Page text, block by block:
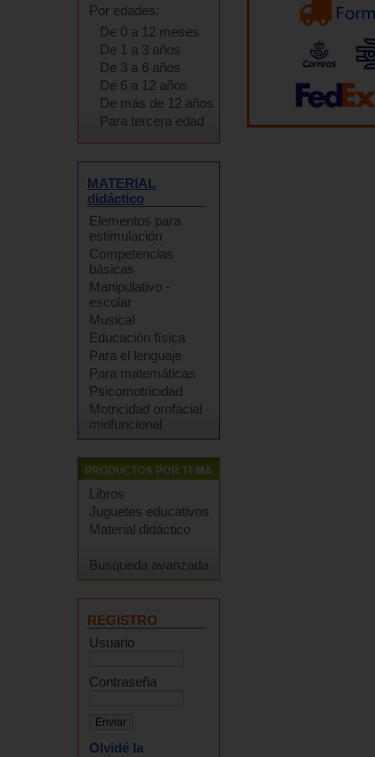
Por edades:
De 0 a 12 meses
De 1 a 3 años
De 3 a 6 años
De 6 a 12 años
De más de 12 años
Para tercera edad
MATERIAL
didáctico
Elementos para
estimulación
Competencias
básicas
Manipulativo -
escolar
Musical
Educación física
Para el lenguaje
Para matemáticas
Psicomotricidad
Motricidad orofacial
miofuncional
Libros
Juguetes educativos
Material didáctico
Busqueda avanzada
REGISTRO
Usuario
Contraseña
Olvidé la